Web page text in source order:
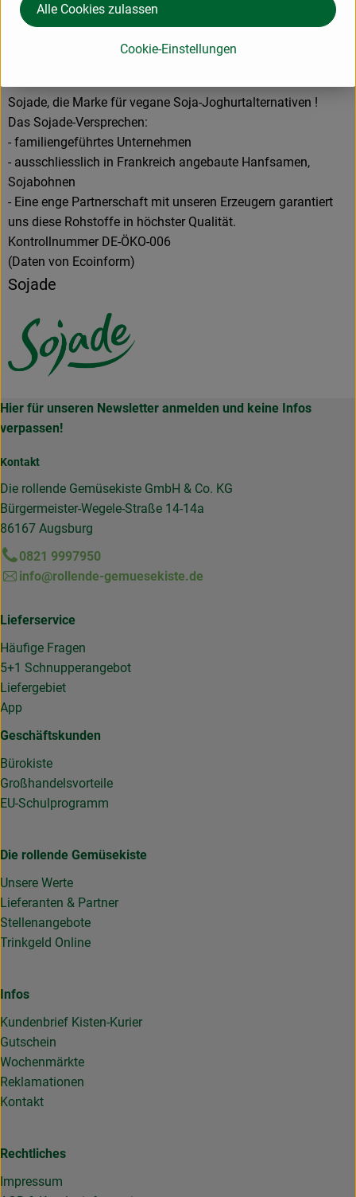
Olga Deutschland GmbH
Sojade, die Marke für vegane Soja-Joghurtalternativen !
Das Sojade-Versprechen:
- familiengeführtes Unternehmen
- ausschliesslich in Frankreich angebaute Hanfsamen,
Sojabohnen
- Eine enge Partnerschaft mit unseren Erzeugern garantiert
uns diese Rohstoffe in höchster Qualität.
Kontrollnummer DE-ÖKO-006
(Daten von Ecoinform)
Sojade
Hier für unseren Newsletter anmelden und keine Infos
verpassen!
Kontakt
Die rollende Gemüsekiste GmbH & Co. KG
Bürgermeister-Wegele-Straße 14-14a
86167 Augsburg
0821 9997950
info@rollende-gemuesekiste.de
Lieferservice
Häufige Fragen
5+1 Schnupperangebot
Liefergebiet
App
Geschäftskunden
Bürokiste
Großhandelsvorteile
EU-Schulprogramm
Die rollende Gemüsekiste
Unsere Werte
Lieferanten & Partner
Stellenangebote
Trinkgeld Online
Infos
Kundenbrief Kisten-Kurier
Gutschein
Wochenmärkte
Reklamationen
Kontakt
Rechtliches
Impressum
Cookie-Einstellungen
Alle Cookies zulassen